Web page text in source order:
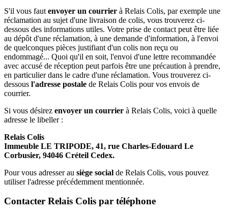
S'il vous faut envoyer un courrier à Relais Colis, par exemple une
réclamation au sujet d'une livraison de colis, vous trouverez ci-
dessous des informations utiles. Votre prise de contact peut être liée
au dépôt d'une réclamation, à une demande d'information, à l'envoi
de quelconques pièces justifiant d'un colis non reçu ou
endommagé... Quoi qu'il en soit, l'envoi d'une lettre recommandée
avec accusé de réception peut parfois être une précaution à prendre,
en particulier dans le cadre d'une réclamation. Vous trouverez ci-
dessous l'adresse postale de Relais Colis pour vos envois de
courrier.
Si vous désirez envoyer un courrier à Relais Colis, voici à quelle
adresse le libeller :
Relais Colis
Immeuble LE TRIPODE, 41, rue Charles-Edouard Le
Corbusier, 94046 Créteil Cedex.
Pour vous adresser au siège social de Relais Colis, vous pouvez
utiliser l'adresse précédemment mentionnée.
Contacter Relais Colis par téléphone